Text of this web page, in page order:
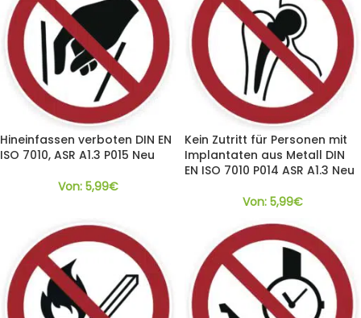
Hineinfassen verboten DIN EN
ISO 7010, ASR A1.3 P015 Neu
Von: 5,99€
Kein Zutritt für Personen mit
Implantaten aus Metall DIN
EN ISO 7010 P014 ASR A1.3 Neu
Von: 5,99€